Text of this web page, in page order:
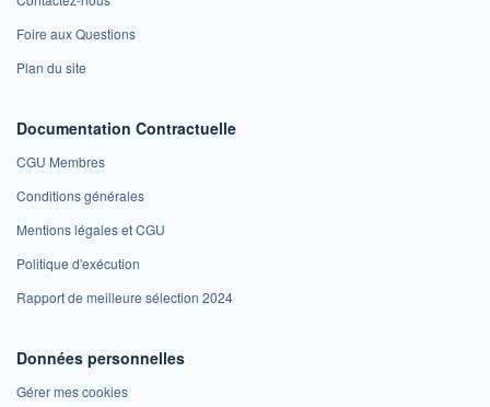
Foire aux Questions
Plan du site
Documentation Contractuelle
CGU Membres
Conditions générales
Mentions légales et CGU
Politique d'exécution
Rapport de meilleure sélection 2024
Données personnelles
Gérer mes cookies